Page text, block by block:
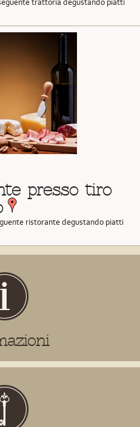
trattoria degustando piatti
presso tiro
ristorante degustando piatti